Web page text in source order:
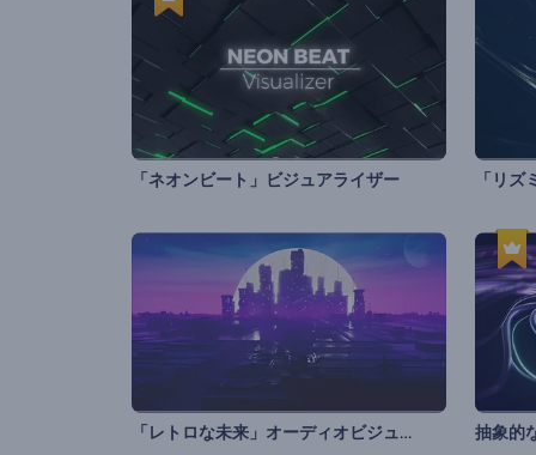
「ネオンビート」ビジュアライザー
「レトロな未来」オーディオビジュアライザー